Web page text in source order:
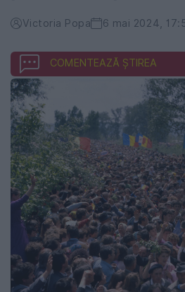
Victoria Popa 6 mai 2024,
COMENTEAZĂ ȘTIREA